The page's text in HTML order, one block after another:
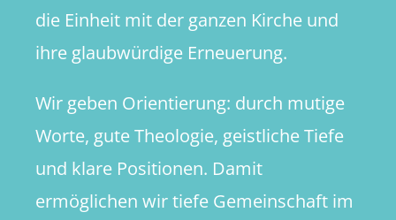
die Einheit mit der ganzen Kirche und
ihre glaubwürdige Erneuerung.
Wir geben Orientierung: durch mutige
Worte, gute Theologie, geistliche Tiefe
und klare Positionen. Damit
ermöglichen wir tiefe Gemeinschaft im